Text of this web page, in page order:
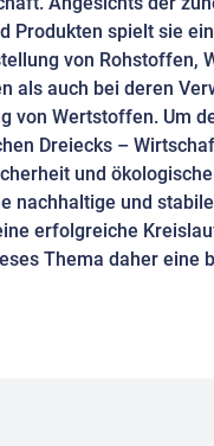
Produkten spielt sie
von Rohstoffen,
als auch bei deren
von Wertstoffen. Um
Dreiecks –
und
nachhaltige und
erfolgreiche
Thema daher eine